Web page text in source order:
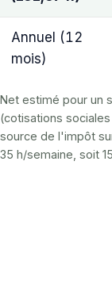
Annuel (12
mois)
Net estimé pour un
(cotisations
source de l'impôt
35 h/semaine, soit